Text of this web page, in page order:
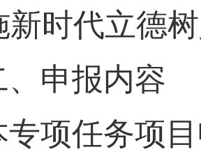
新时代立德
、申报内容
专项任务项